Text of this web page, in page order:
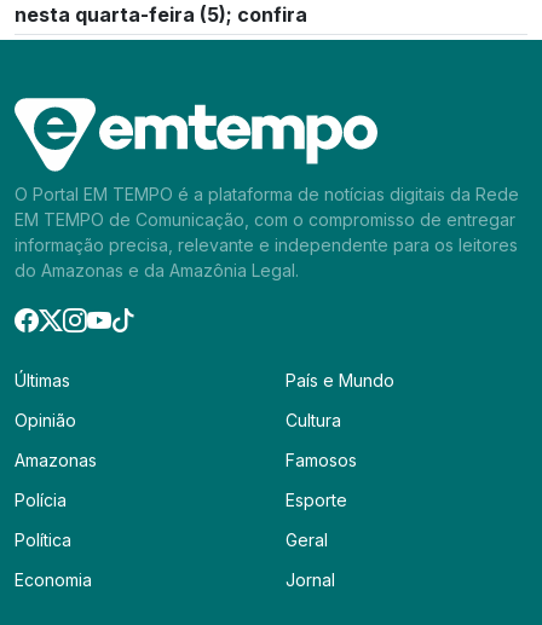
nesta quarta-feira (5); confira
O Portal EM TEMPO é a plataforma de notícias digitais da Rede
EM TEMPO de Comunicação, com o compromisso de entregar
informação precisa, relevante e independente para os leitores
do Amazonas e da Amazônia Legal.
Últimas
Opinião
Amazonas
Polícia
Política
Economia
País e Mundo
Cultura
Famosos
Esporte
Geral
Jornal